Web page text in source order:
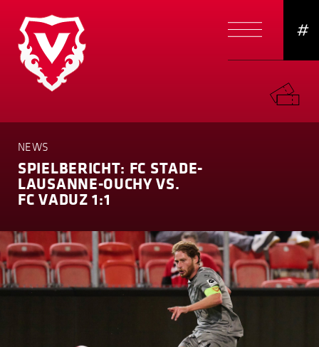
#
NEWS
SPIELBERICHT: FC STADE-
LAUSANNE-OUCHY VS.
FC VADUZ 1:1